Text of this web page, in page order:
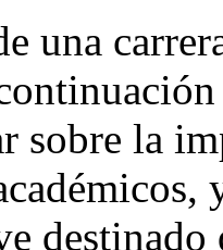
una
sobre la